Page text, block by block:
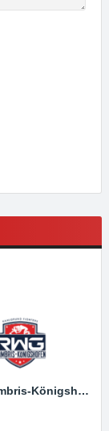
RWG Mömbris-Königshofen